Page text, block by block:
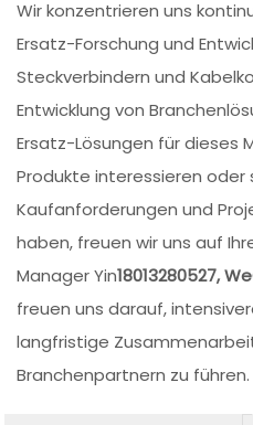
Wir konzentrieren uns
Ersatz-Forschung und
Steckverbindern und
Entwicklung von
Ersatz-Lösungen für dieses
Produkte interessieren oder
Kaufanforderungen und
haben, freuen wir uns auf
Manager Yin18013280527,
freuen uns darauf,
langfristige
Branchenpartnern zu führen.